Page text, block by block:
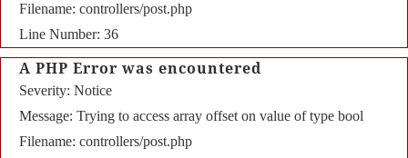
Filename: controllers/post.php
Line Number: 36
A PHP Error was encountered
Severity: Notice
Message: Trying to access array offset on value of type bool
Filename: controllers/post.php